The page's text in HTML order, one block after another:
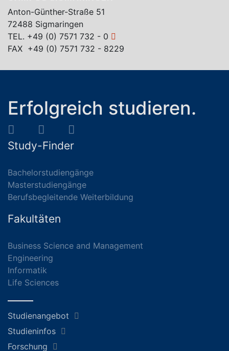
Anton-Günther-Straße 51
72488 Sigmaringen
TEL. +49 (0) 7571 732 - 0
FAX +49 (0) 7571 732 - 8229
Erfolgreich studieren.
Study-Finder
Bachelorstudiengänge
Masterstudiengänge
Berufsbegleitende Weiterbildung
Fakultäten
Business Science and Management
Engineering
Informatik
Life Sciences
Studienangebot
Studieninfos
Forschung